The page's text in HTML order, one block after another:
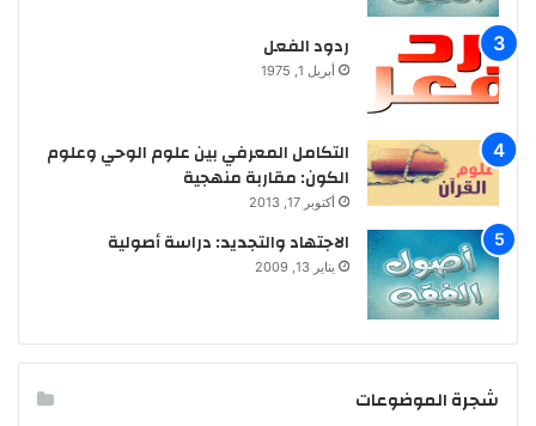
ردود الفعل
أبريل 1, 1975
التكامل المعرفي بين علوم الوحي وعلوم
الكون: مقاربة منهجية
أكتوبر 17, 2013
الاجتهاد والتجديد: دراسة أصولية
يناير 13, 2009
شجرة الموضوعات